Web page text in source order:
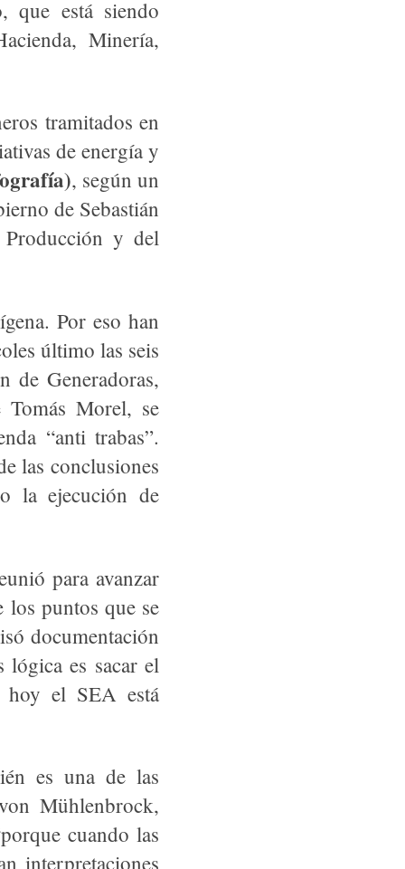
que está siendo
Minería,
tramitados en
de energía y
, según un
de Sebastián
y del
Por eso han
último las seis
de Generadoras,
Morel, se
“anti trabas”.
las conclusiones
la ejecución de
para avanzar
los puntos que se
documentación
es sacar el
el SEA está
es una de las
Mühlenbrock,
cuando las
interpretaciones